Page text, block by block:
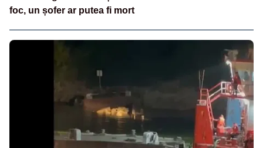
foc, un șofer ar putea fi mort